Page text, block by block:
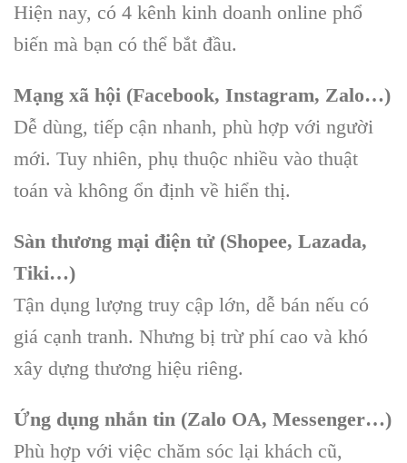
Hiện nay, có 4 kênh kinh doanh online phổ
biến mà bạn có thể bắt đầu.
Mạng xã hội (Facebook, Instagram, Zalo…)
Dễ dùng, tiếp cận nhanh, phù hợp với người
mới. Tuy nhiên, phụ thuộc nhiều vào thuật
toán và không ổn định về hiển thị.
Sàn thương mại điện tử (Shopee, Lazada,
Tiki…)
Tận dụng lượng truy cập lớn, dễ bán nếu có
giá cạnh tranh. Nhưng bị trừ phí cao và khó
xây dựng thương hiệu riêng.
Ứng dụng nhắn tin (Zalo OA, Messenger…)
Phù hợp với việc chăm sóc lại khách cũ,